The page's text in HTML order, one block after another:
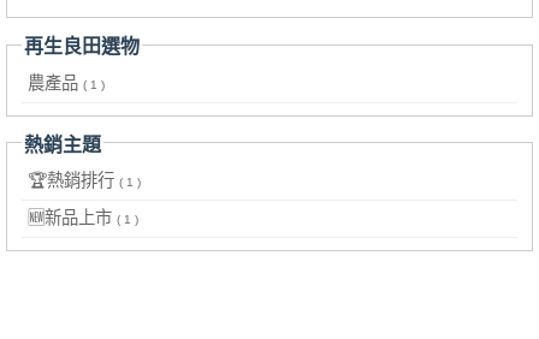
再生良田選物
農產品 ( 1 )
熱銷主題
🏆熱銷排行 ( 1 )
🆕新品上市 ( 1 )